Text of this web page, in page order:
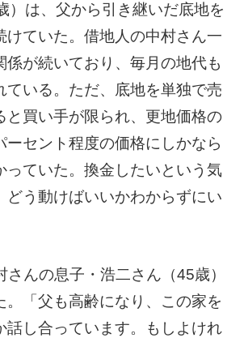
）は、父から引き継いだ底地を
けていた。借地人の中村さん一
係が続いており、毎月の地代も
ている。ただ、底地を単独で売
と買い手が限られ、更地価格の
ーセント程度の価格にしかなら
っていた。換金したいという気
どう動けばいいかわからずにい
さんの息子・浩二さん（45歳）
。「父も高齢になり、この家を
話し合っています。もしよけれ